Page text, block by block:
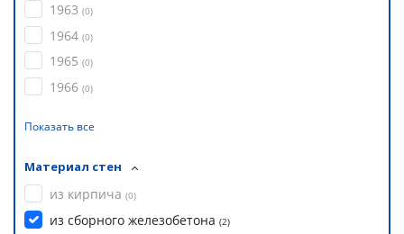
1963 (0)
1964 (0)
1965 (0)
1966 (0)
Показать все
Материал стен
из кирпича (0)
из сборного железобетона (2)